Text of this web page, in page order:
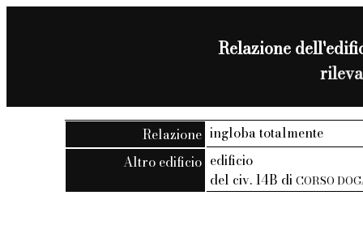
Relazione
Relazione ingloba totalmente
Altro edificio edificio
del civ. 14B diCORSO